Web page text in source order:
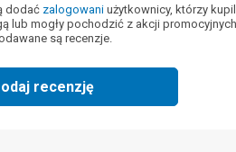
dodać zalogowani użytkownicy, którzy
lub mogły pochodzić z akcji
są recenzje.
recenzję